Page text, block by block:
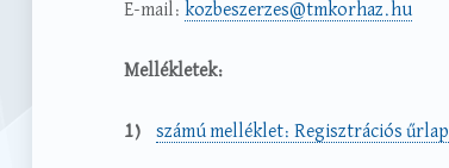
E-mail:kozbeszerzes@tmkorhaz.hu
Mellékletek:
számú melléklet: Regisztrációs űrlap